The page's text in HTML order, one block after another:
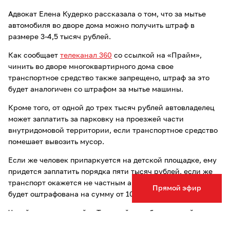
Прямой эфир
Адвокат Елена Кудерко рассказала о том, что за мытье
автомобиля во дворе дома можно получить штраф в
размере 3-4,5 тысяч рублей.
Как сообщает телеканал 360 со ссылкой на «Прайм»,
чинить во дворе многоквартирного дома свое
транспортное средство также запрещено, штраф за это
будет аналогичен со штрафом за мытье машины.
Кроме того, от одной до трех тысяч рублей автовладелец
может заплатить за парковку на проезжей части
внутридомовой территории, если транспортное средство
помешает вывозить мусор.
Если же человек припаркуется на детской площадке, ему
придется заплатить порядка пяти тысяч рублей, если же
транспорт окажется не частным а служебным, компания
будет оштрафована на сумму от 100 до 200 тысяч рублей.
Читайте также на сайте Тульской службы новостей о том,